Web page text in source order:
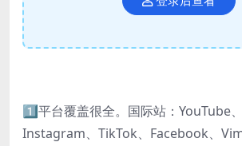
1️⃣平台覆盖很全。国际站：YouTube
Instagram、TikTok、Facebook、